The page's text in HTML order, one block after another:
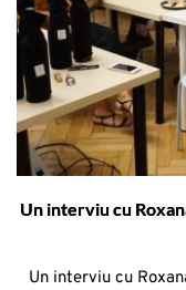
Un interviu cu
Un interviu cu